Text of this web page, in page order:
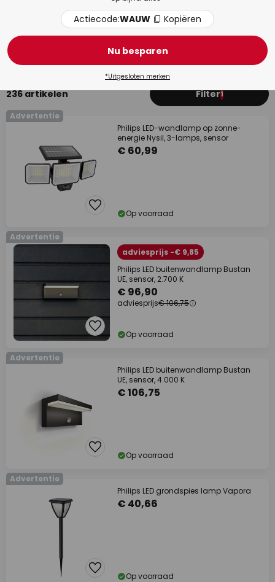
236 artikelen Filter1
Advertentie
Philips LED-wandlamp op zonne-
energie Nysil, 3-lamps, sensor
€ 60,99
Op voorraad
Advertentie
adviesprijs -€ 9,85
Philips LED buitenwandlamp Bustan
UE, sensor, 2.700 K
€ 96,90
adviesprijs€ 106,75
Op voorraad
Advertentie
Philips LED buitenwandlamp Bustan
UE, sensor, 4.000 K
€ 106,75
Op voorraad
Advertentie
Philips LED grondspies lamp Vapora
€ 40,66
Op voorraad
Actiecode:WAUW Kopiëren
Nu besparen
*Uitgesloten merken